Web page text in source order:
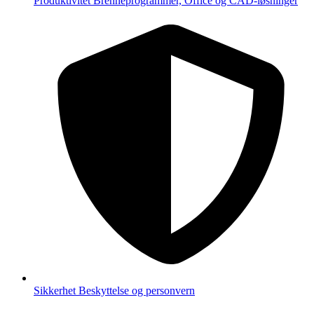
Sikkerhet Beskyttelse og personvern